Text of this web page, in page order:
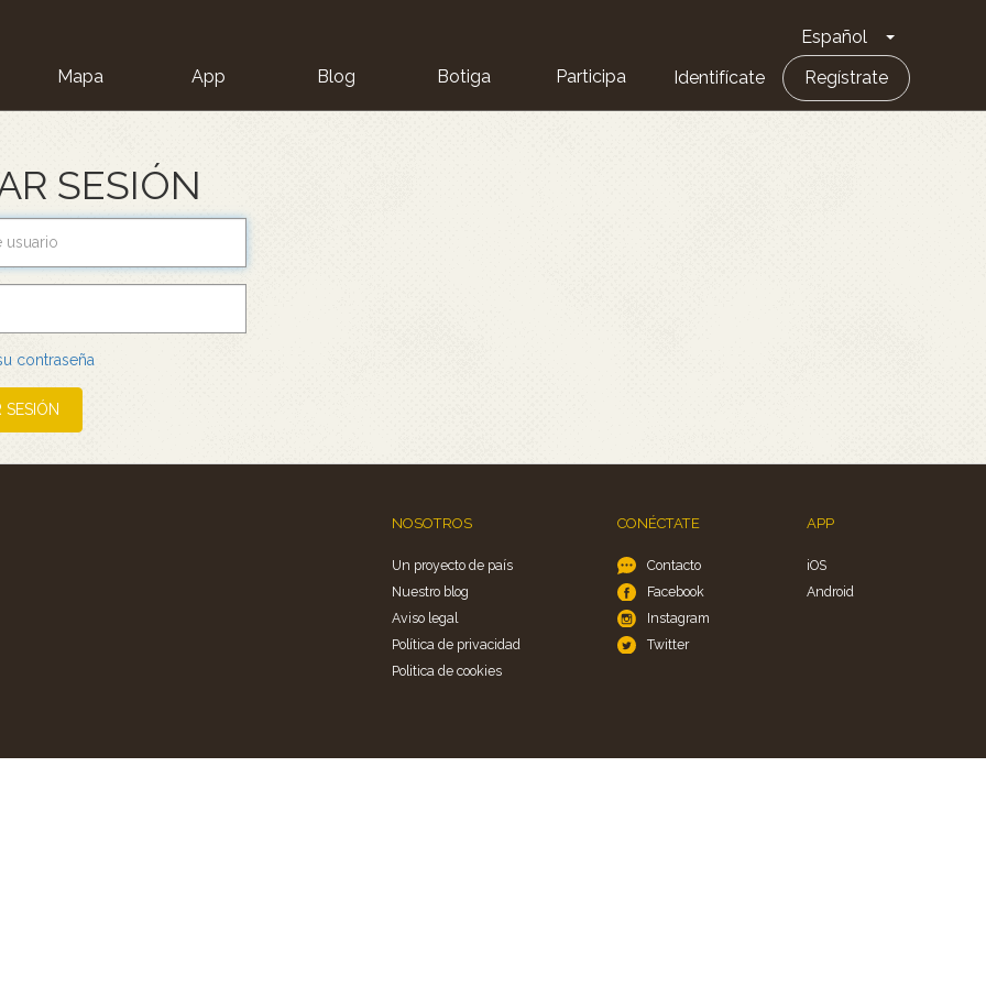
Español Toggle
Mapa App Blog Botiga Participa Identifícate Regístrate
SESIÓN
contraseña
SESIÓN
NOSOTROS
Un proyecto de país
Nuestro blog
Aviso legal
Política de privacidad
Politica de cookies
CONÉCTATE
Contacto
Facebook
Instagram
Twitter
APP
iOS
Android